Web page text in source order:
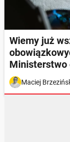
Wiemy już
Ministerstwo
Maciej